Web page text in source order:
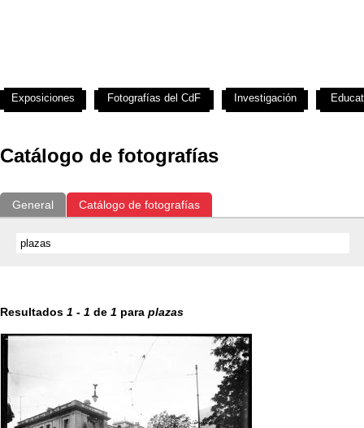
Catálogo de fotografías
General Catálogo de fotografías
Resultados 1 - 1 de 1 para plazas
Exposiciones Fotografías del CdF Investigación